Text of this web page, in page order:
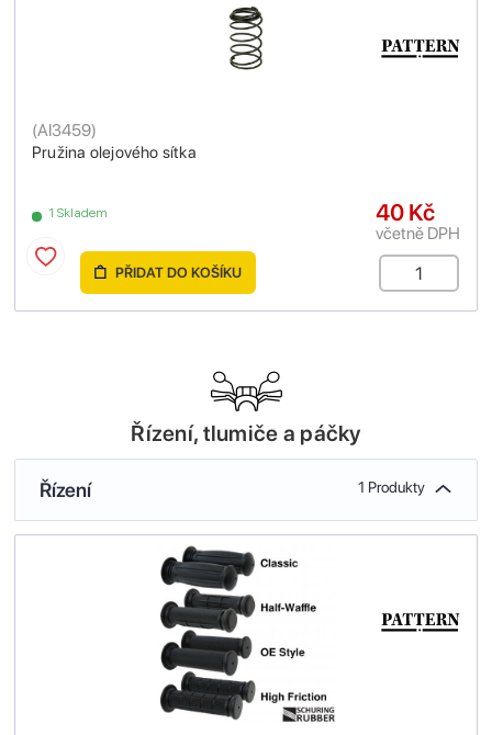
Pružina olejového sítka
(AI3459)
1 Skladem 40 Kč
včetně DPH
PŘIDAT DO KOŠÍKU
Řízení, tlumiče a páčky
Řízení 1 Produkty